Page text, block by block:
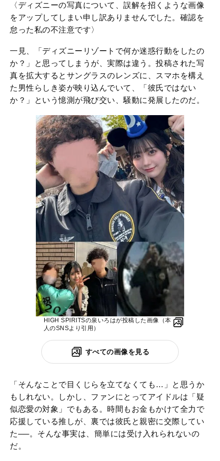
〈ディズニーの写真について、誤解を招くような画像
をアップしてしまい申し訳ありませんでした。確認を
怠った私の不注意です〉
一見、「ディズニーリゾートで何か迷惑行動をしたの
か？」と思ってしまうが、実際は違う。投稿された写
真を拡大するとサングラスのレンズに、スマホを構え
た男性らしき姿が映り込んでいて、「彼氏ではない
か？」という憶測が飛び交い、騒動に発展したのだ。
HIGH SPIRITSの泉いろはが投稿した画像（本
人のSNSより引用）
すべての画像を見る
「そんなことで目くじらを立てなくても…」と思うか
もしれない。しかし、ファンにとってアイドルは「疑
似恋愛の対象」でもある。時間もお金もかけて全力で
応援している推しが、裏では彼氏と親密に交際してい
た──。そんな事実は、簡単には受け入れられないの
だ。